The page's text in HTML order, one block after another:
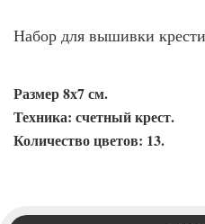
Набор для вышивки
Размер 8х7 см.
Техника: счетный крест.
Количество цветов: 13.